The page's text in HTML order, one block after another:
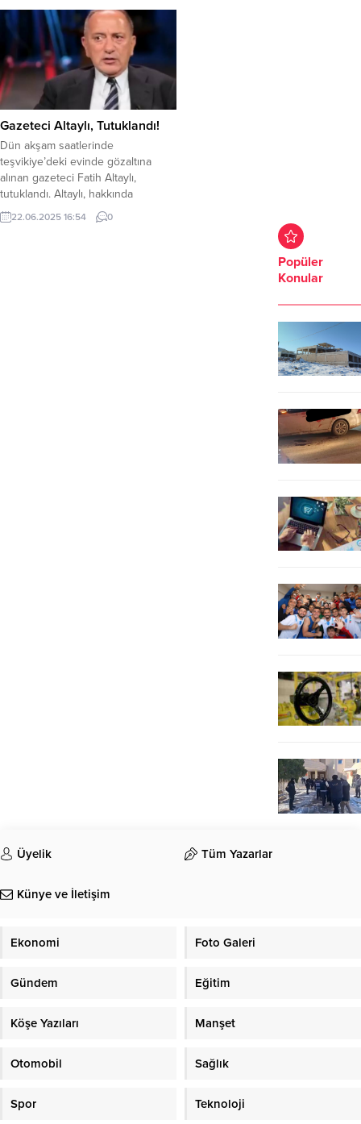
Gazeteci Altaylı, Tutuklandı!
Dün akşam saatlerinde
teşvikiye’deki evinde gözaltına
alınan gazeteci Fatih Altaylı,
tutuklandı. Altaylı, hakkında
‘Cumhurbaşkanına tehdit’
suçlamasıyla re’sen soruşturma
22.06.2025 16:54 0
Popüler
Konular
Üyelik Tüm Yazarlar
Künye ve İletişim
Ekonomi Foto Galeri
Gündem Eğitim
Köşe Yazıları Manşet
Otomobil Sağlık
Spor Teknoloji